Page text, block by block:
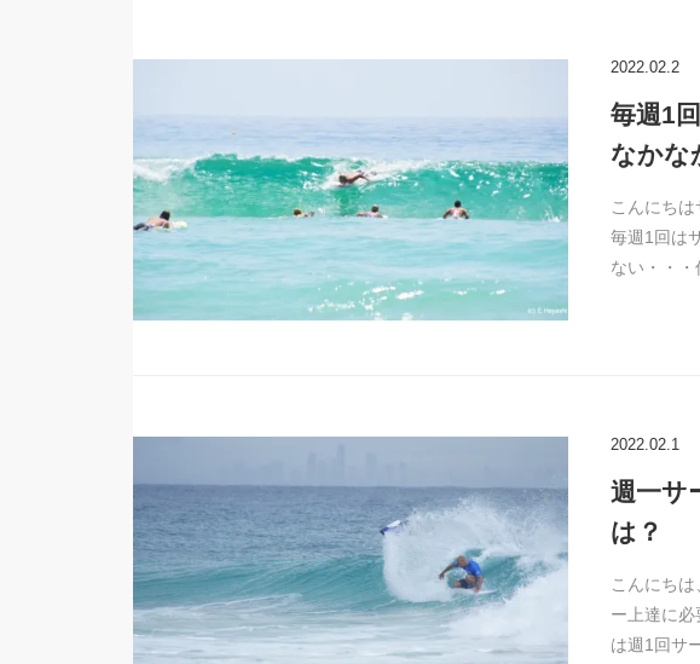
2022.02.2
毎週1
なかな
こんにち
毎週1回は
ない・・
2022.02.1
週一サ
は？
こんにち
ー上達に
は週1回サ